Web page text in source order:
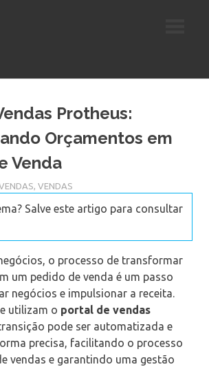
Protheus:
Orçamentos em
Venda
, VENDAS
Salve este artigo para consultar
o processo de transformar
um pedido de venda é um passo
negócios e impulsionar a receita.
utilizam o portal de vendas
pode ser automatizada e
precisa, facilitando o processo
vendas e garantindo uma gestão